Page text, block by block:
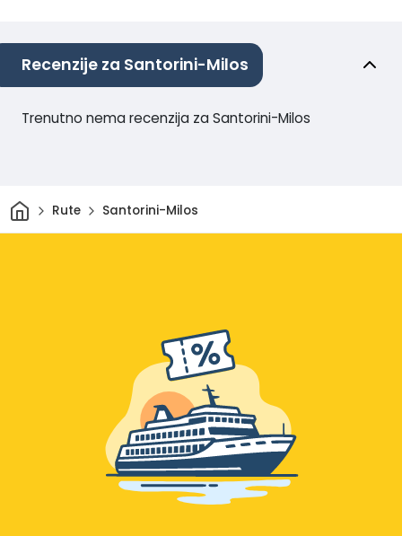
Recenzije za Santorini-Milos
Trenutno nema recenzija za Santorini-Milos
DomRute Santorini-Milos